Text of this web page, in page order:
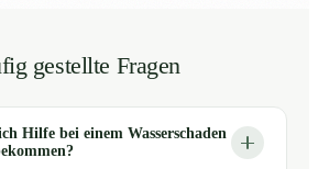
gestellte Fragen
Hilfe bei einem Wasserschaden